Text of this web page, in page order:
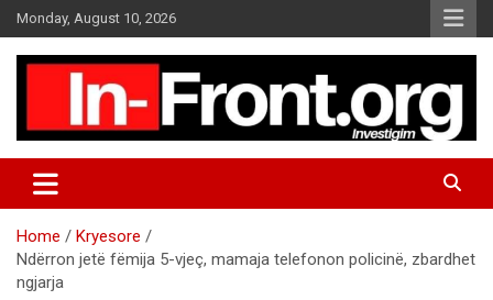
k
Monday, August 10, 2026
Home
Kryesore
Ndërron jetë fëmija 5-vjeç, mamaja telefonon policinë, zbardhet
ngjarja